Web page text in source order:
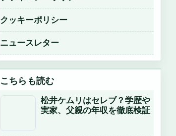
クッキーポリシー
ニュースレター
こちらも読む
松井ケムリはセレブ？学歴や
実家、父親の年収を徹底検証